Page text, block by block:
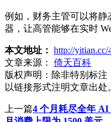
例如，财务主管可以将静
器，让高管能够在实时
本文地址： http://yitian.cc/
文章来源：
倚天百科
版权声明： 除非特别标
以链接形式注明文章出处
上一篇4 个月耗尽全年